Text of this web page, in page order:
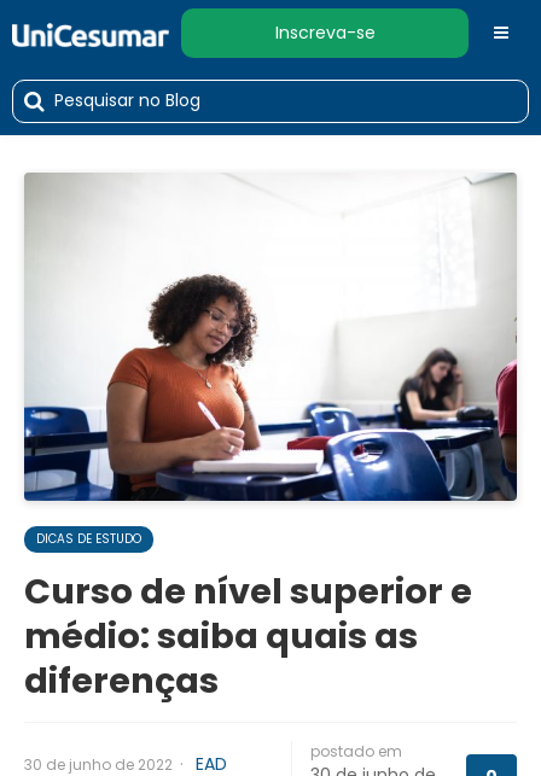
Inscreva-se
DICAS DE ESTUDO
Curso de nível superior e
médio: saiba quais as
diferenças
30 de junho de 2022 · EAD
postado em